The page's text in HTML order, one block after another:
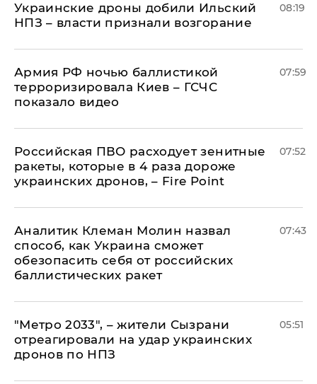
Украинские дроны добили Ильский
НПЗ – власти признали возгорание
08:19
Армия РФ ночью баллистикой
терроризировала Киев – ГСЧС
показало видео
07:59
Российская ПВО расходует зенитные
ракеты, которые в 4 раза дороже
украинских дронов, – Fire Point
07:52
Аналитик Клеман Молин назвал
способ, как Украина сможет
обезопасить себя от российских
баллистических ракет
07:43
"Метро 2033", – жители Сызрани
отреагировали на удар украинских
дронов по НПЗ
05:51